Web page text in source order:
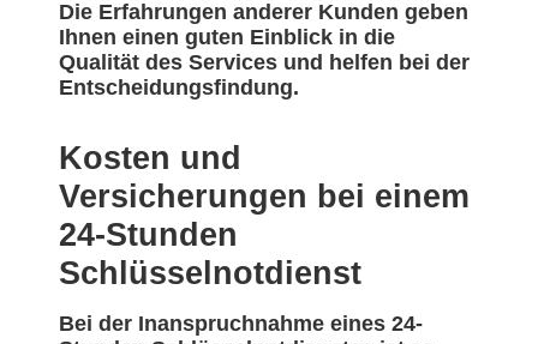
Die Erfahrungen anderer Kunden geben
Ihnen einen guten Einblick in die
Qualität des Services und helfen bei der
Entscheidungsfindung.
Kosten und
Versicherungen bei einem
24-Stunden
Schlüsselnotdienst
Bei der Inanspruchnahme eines 24-